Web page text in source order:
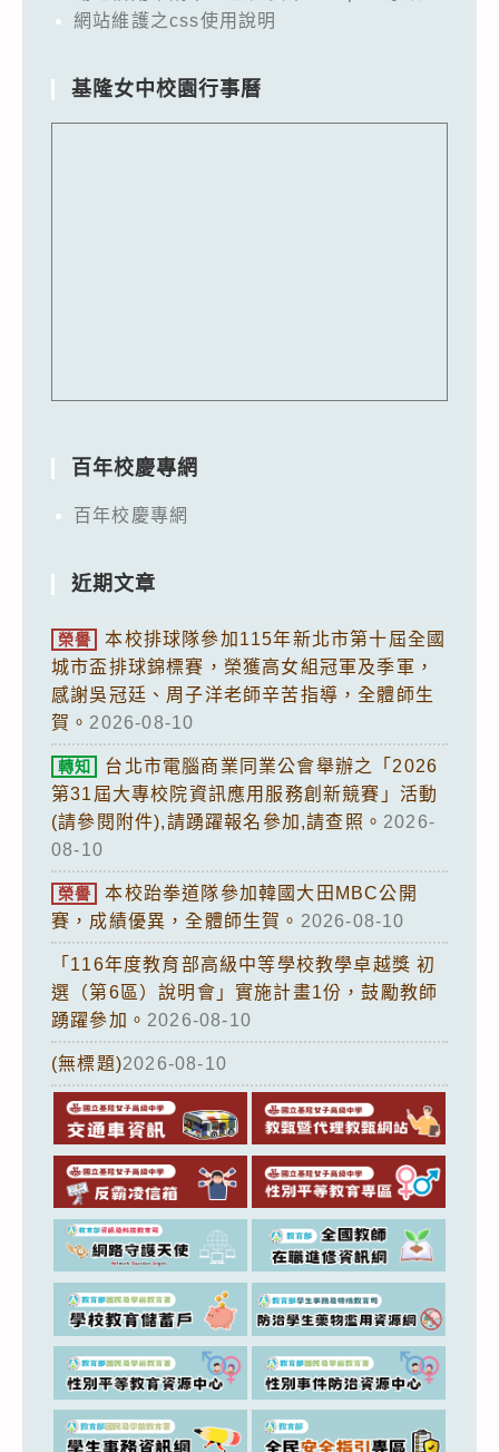
網站維護之css使用說明
基隆女中校園行事曆
百年校慶專網
百年校慶專網
近期文章
榮譽
本校排球隊參加115年新北市第十屆全國
城市盃排球錦標賽，榮獲高女組冠軍及季軍，
感謝吳冠廷、周子洋老師辛苦指導，全體師生
賀。 2026-08-10
轉知
台北市電腦商業同業公會舉辦之「2026
第31屆大專校院資訊應用服務創新競賽」活動
(請參閱附件),請踴躍報名參加,請查照。 2026-
08-10
榮譽
本校跆拳道隊參加韓國大田MBC公開
賽，成績優異，全體師生賀。 2026-08-10
「116年度教育部高級中等學校教學卓越獎 初
選（第6區）說明會」實施計畫1份，鼓勵教師
踴躍參加。 2026-08-10
(無標題)2026-08-10